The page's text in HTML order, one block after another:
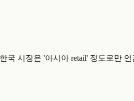
국 시장은 '아시아 retail' 정도로만 언